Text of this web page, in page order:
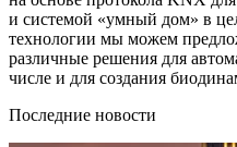
и системой «умный дом» в
технологии мы можем
различные решения для
числе и для создания
Последние новости